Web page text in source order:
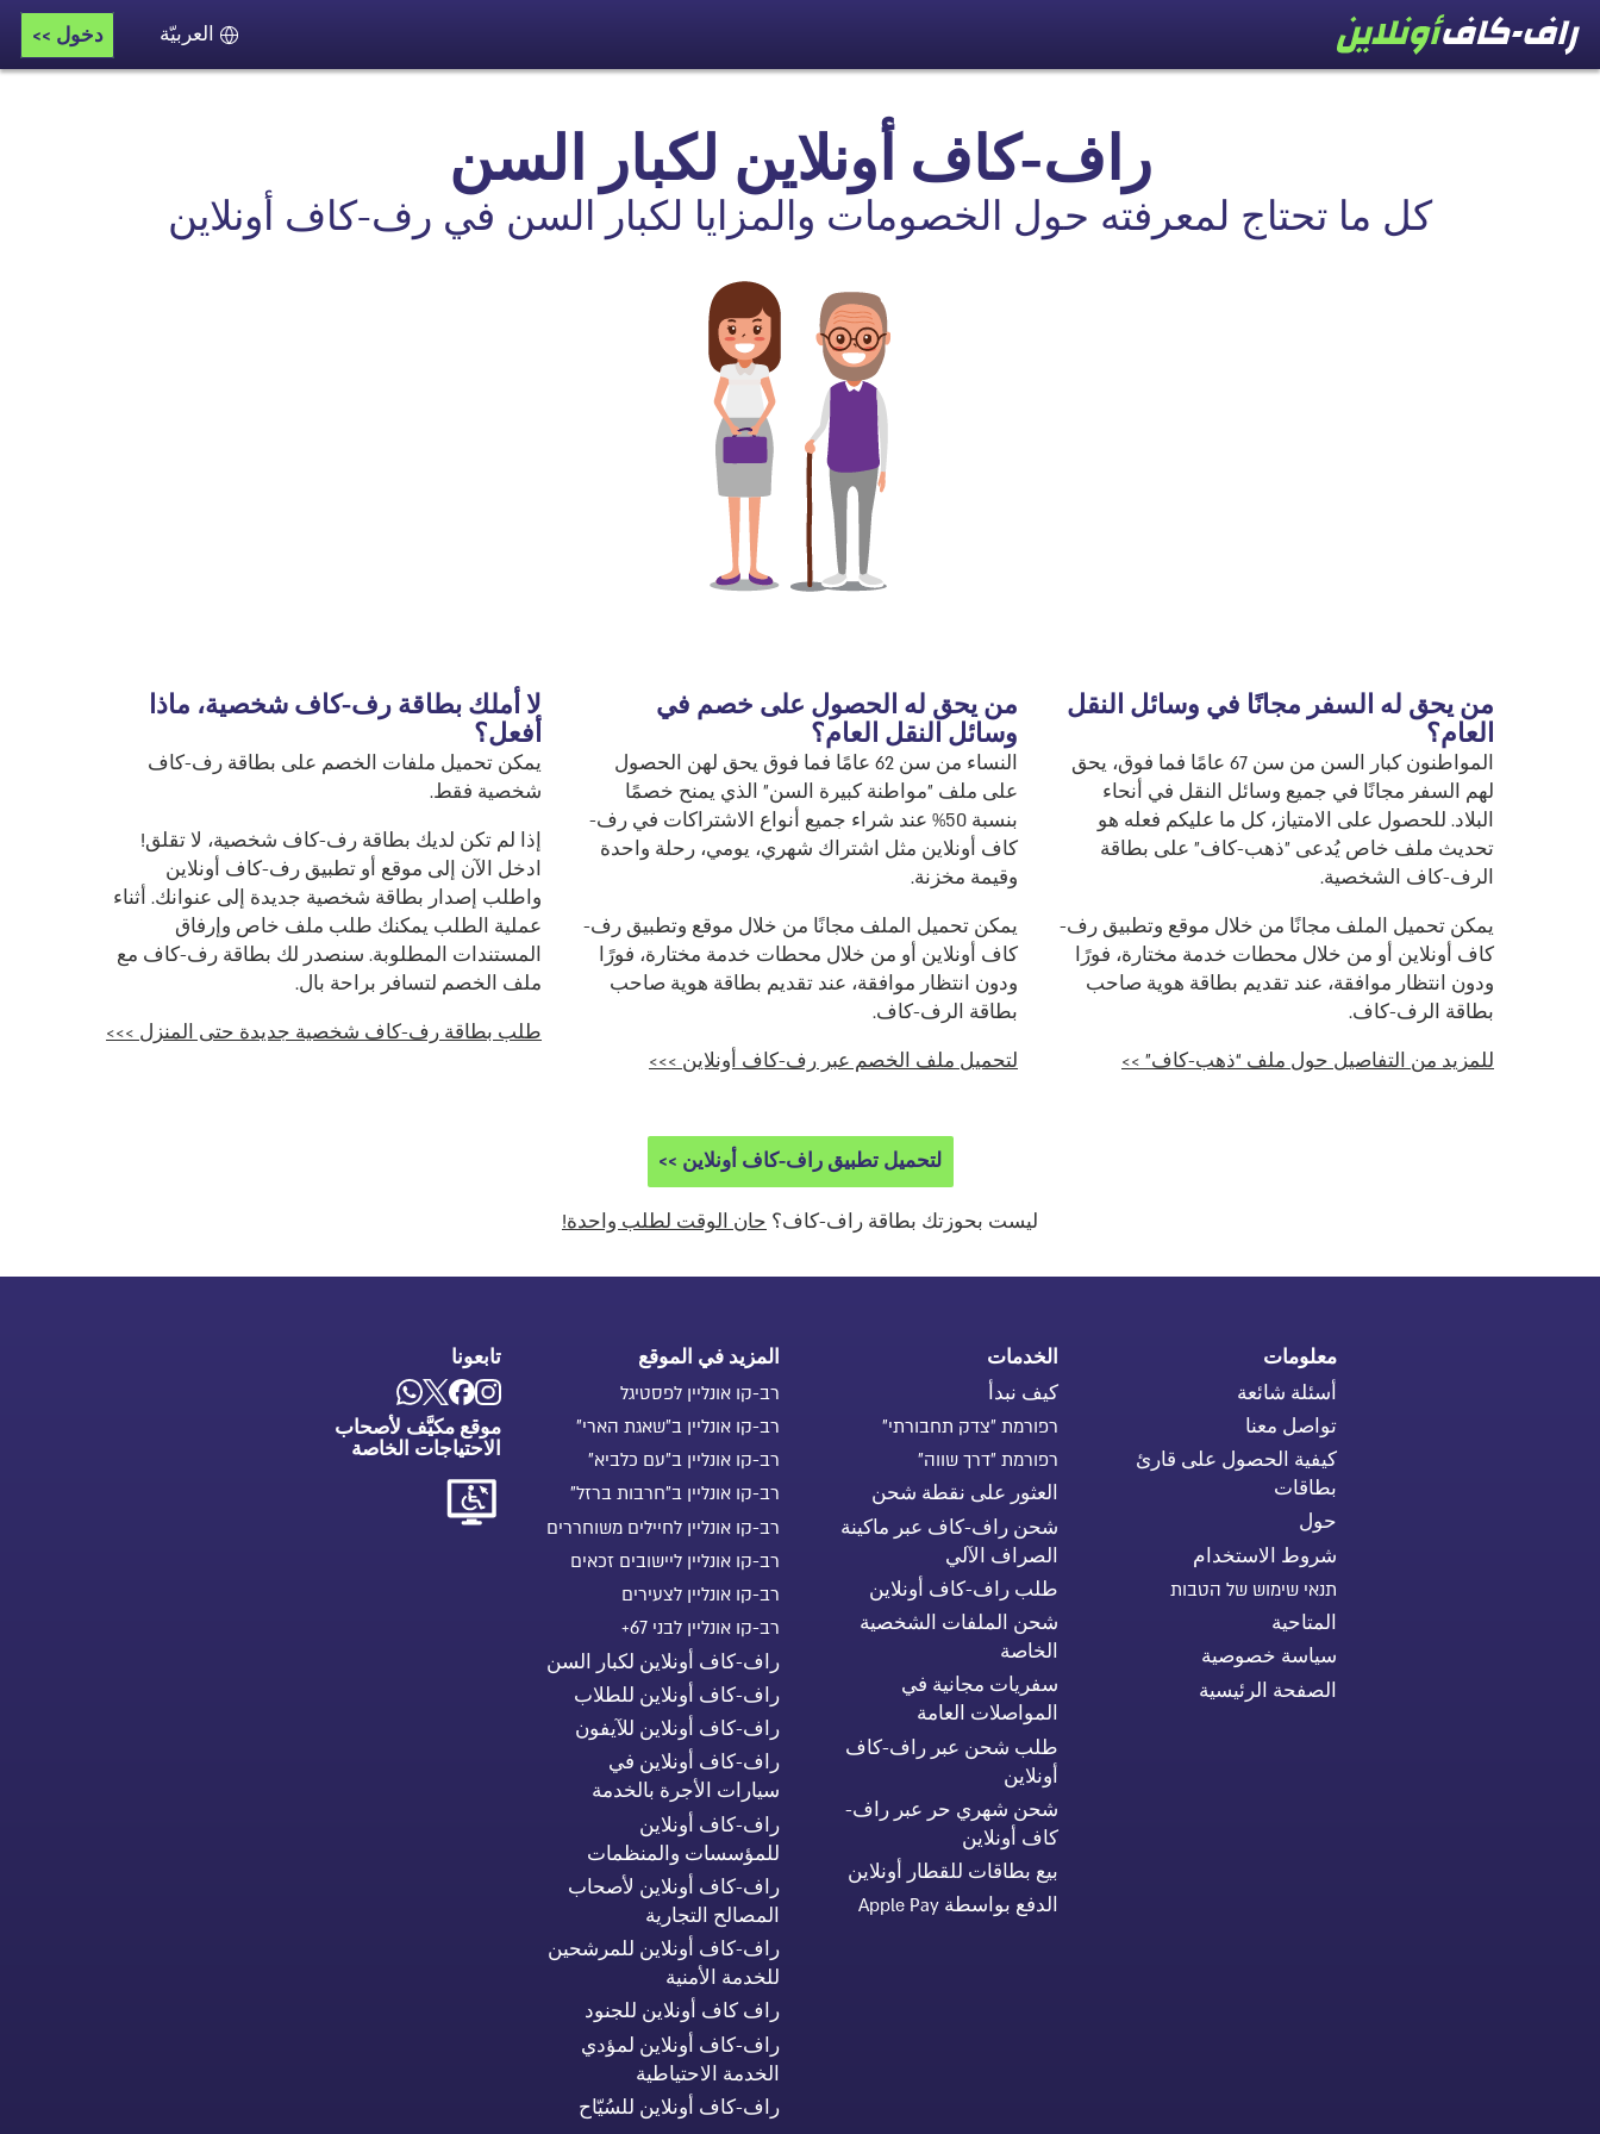
اللغة دخول >>
راف-كاف أونلاين لكبار السن
كل ما تحتاج لمعرفته حول الخصومات والمزايا لكبار السن في رف-كاف أونلاين
من يحق له السفر مجانًا في وسائل النقل
العام؟
المواطنون كبار السن من سن 67 عامًا فما فوق، يحق
لهم السفر مجانًا في جميع وسائل النقل في أنحاء
البلاد. للحصول على الامتياز، كل ما عليكم فعله هو
تحديث ملف خاص يُدعى "ذهب-كاف" على بطاقة
الرف-كاف الشخصية.
يمكن تحميل الملف مجانًا من خلال موقع وتطبيق رف-
كاف أونلاين أو من خلال محطات خدمة مختارة، فورًا
ودون انتظار موافقة، عند تقديم بطاقة هوية صاحب
بطاقة الرف-كاف.
للمزيد من التفاصيل حول ملف “ذهب-كاف” >>
من يحق له الحصول على خصم في
وسائل النقل العام؟
النساء من سن 62 عامًا فما فوق يحق لهن الحصول
على ملف "مواطنة كبيرة السن" الذي يمنح خصمًا
بنسبة 50% عند شراء جميع أنواع الاشتراكات في رف-
كاف أونلاين مثل اشتراك شهري، يومي، رحلة واحدة
وقيمة مخزنة.
يمكن تحميل الملف مجانًا من خلال موقع وتطبيق رف-
كاف أونلاين أو من خلال محطات خدمة مختارة، فورًا
ودون انتظار موافقة، عند تقديم بطاقة هوية صاحب
بطاقة الرف-كاف.
لتحميل ملف الخصم عبر رف-كاف أونلاين >>>
لا أملك بطاقة رف-كاف شخصية، ماذا
أفعل؟
يمكن تحميل ملفات الخصم على بطاقة رف-كاف
شخصية فقط.
إذا لم تكن لديك بطاقة رف-كاف شخصية، لا تقلق!
ادخل الآن إلى موقع أو تطبيق رف-كاف أونلاين
واطلب إصدار بطاقة شخصية جديدة إلى عنوانك. أثناء
عملية الطلب يمكنك طلب ملف خاص وإرفاق
المستندات المطلوبة. سنصدر لك بطاقة رف-كاف مع
ملف الخصم لتسافر براحة بال.
طلب بطاقة رف-كاف شخصية جديدة حتى المنزل >>>
لتحميل تطبيق راف-كاف أونلاين >>
ليست بحوزتك بطاقة راف-كاف؟ حان الوقت لطلب واحدة!
معلومات
أسئلة شائعة
تواصل معنا
كيفية الحصول على قارئ
بطاقات
حول
شروط الاستخدام
תנאי שימוש של הטבות
المتاحية
سياسة خصوصية
الصفحة الرئيسية
الخدمات
كيف نبدأ
רפורמת "צדק תחבורתי"
רפורמת "דרך שווה"
العثور على نقطة شحن
شحن راف-كاف عبر ماكينة
الصراف الآلي
طلب راف-كاف أونلاين
شحن الملفات الشخصية
الخاصة
سفريات مجانية في
المواصلات العامة
طلب شحن عبر راف-كاف
أونلاين
شحن شهري حر عبر راف-
كاف أونلاين
بيع بطاقات للقطار أونلاين
الدفع بواسطة Apple Pay
المزيد في الموقع
רב-קו אונליין לפסטיגל
רב-קו אונליין ב"שאגת הארי"
רב-קו אונליין ב"עם כלביא"
רב-קו אונליין ב"חרבות ברזל"
רב-קו אונליין לחיילים משוחררים
רב-קו אונליין ליישובים זכאים
רב-קו אונליין לצעירים
רב-קו אונליין לבני 67+
راف-كاف أونلاين لكبار السن
راف-كاف أونلاين للطلاب
راف-كاف أونلاين للآيفون
راف-كاف أونلاين في
سيارات الأجرة بالخدمة
راف-كاف أونلاين
للمؤسسات والمنظمات
راف-كاف أونلاين لأصحاب
المصالح التجارية
راف-كاف أونلاين للمرشحين
للخدمة الأمنية
راف كاف أونلاين للجنود
راف-كاف أونلاين لمؤدي
الخدمة الاحتياطية
راف-كاف أونلاين للسُيّاح
تابعونا
موقع مكيَّف لأصحاب
الاحتياجات الخاصة